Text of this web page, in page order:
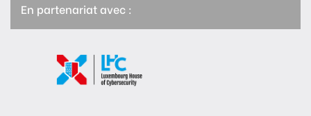
En partenariat avec :